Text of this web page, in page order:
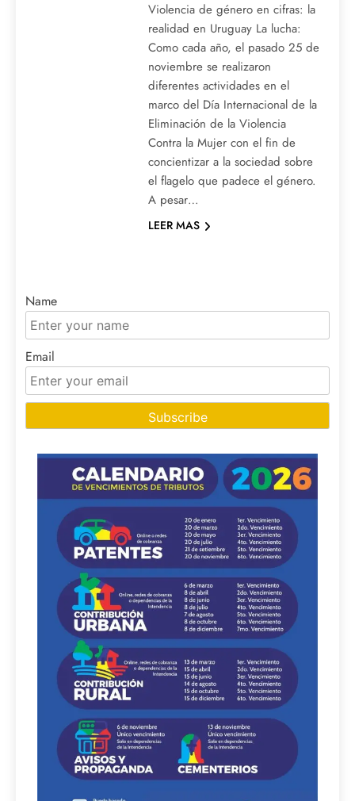
Violencia de género en cifras: la
realidad en Uruguay La lucha:
Como cada año, el pasado 25 de
noviembre se realizaron
diferentes actividades en el
marco del Día Internacional de la
Eliminación de la Violencia
Contra la Mujer con el fin de
concientizar a la sociedad sobre
el flagelo que padece el género.
A pesar…
LEER MAS
Name
Email